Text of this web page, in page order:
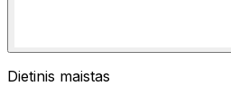
Dietinis maistas